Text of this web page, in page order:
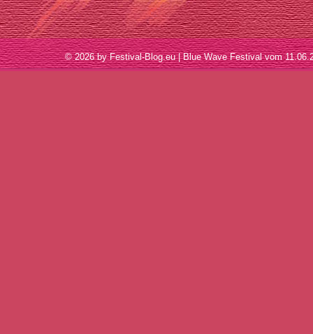
© 2026 by Festival-Blog.eu | Blue Wave Festival vom